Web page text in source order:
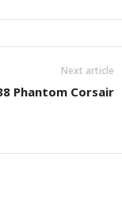
Next article
Phantom Corsair